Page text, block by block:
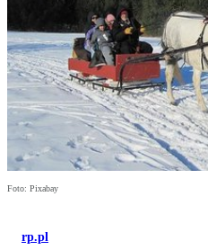
Foto: Pixabay
rp.pl